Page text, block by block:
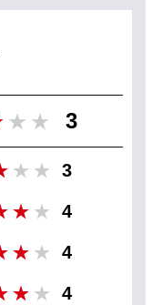
3
3
4
4
4